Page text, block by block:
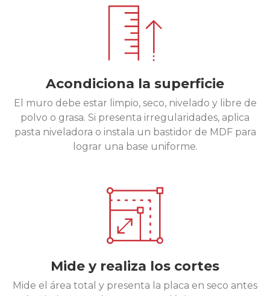
Acondiciona la superficie
El muro debe estar limpio, seco, nivelado y libre de
polvo o grasa. Si presenta irregularidades, aplica
pasta niveladora o instala un bastidor de MDF para
lograr una base uniforme.
Mide y realiza los cortes
Mide el área total y presenta la placa en seco antes